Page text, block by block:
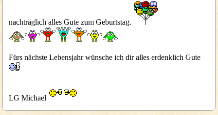
nachträglich alles Gute zum Geburtstag.
Fürs nächste Lebensjahr wünsche ich dir alles erdenklich Gute
LG Michael